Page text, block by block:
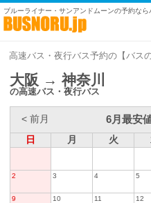
ブルーライナー・サンアンドムーンの予約な
高速バス・夜行バス予約の【バス
大阪 → 神奈川
の高速バス・夜行バス
< 前月 6月最安
日
月 火
2 3 4 5
9 10 11 12